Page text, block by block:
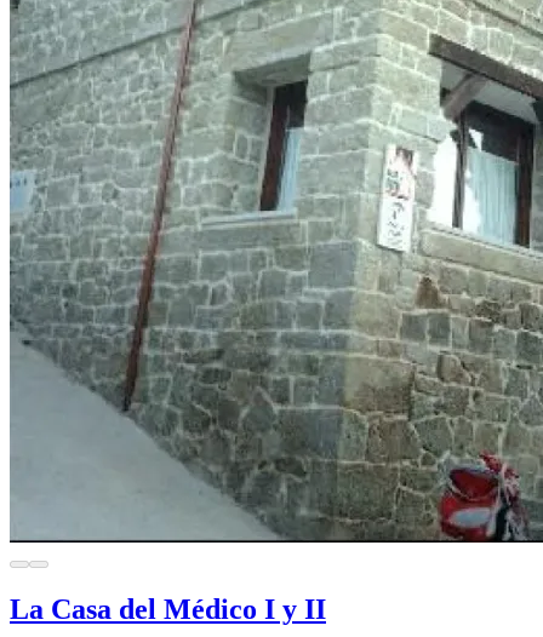
La Casa del Médico I y II